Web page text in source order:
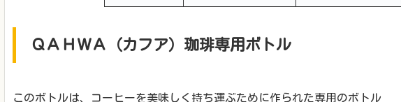
ＱＡＨＷＡ（カフア）珈琲専用ボトル
このボトルは、コーヒーを美味しく持ち運ぶために作られた専用のボトル